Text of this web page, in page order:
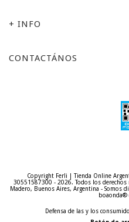
+ INFO
CONTACTÁNOS
Copyright Ferli | Tienda Online
30551587300 - 2026. Todos los derechos
Defensa de las y los